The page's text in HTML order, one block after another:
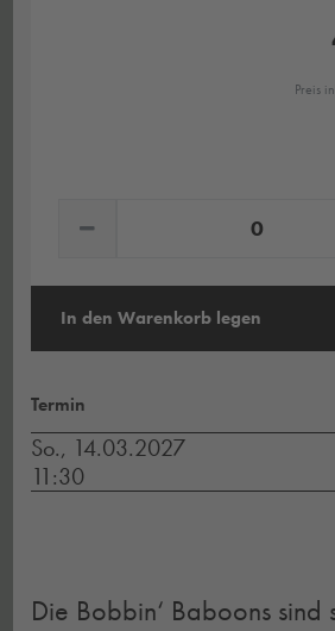
Preis
In den Warenkorb legen
Termin
So., 14.03.2027
11:30
Die Bobbin‘ Baboons sind